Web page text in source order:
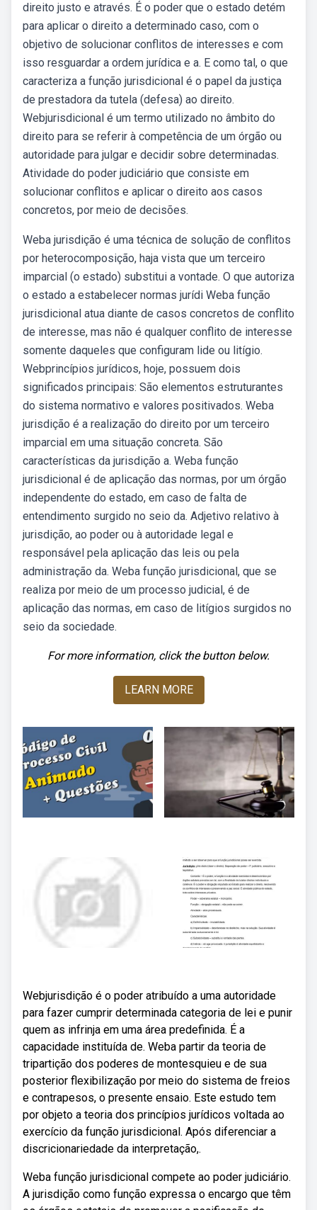
direito justo e através. É o poder que o estado detém
para aplicar o direito a determinado caso, com o
objetivo de solucionar conflitos de interesses e com
isso resguardar a ordem jurídica e a. E como tal, o que
caracteriza a função jurisdicional é o papel da justiça
de prestadora da tutela (defesa) ao direito.
Webjurisdicional é um termo utilizado no âmbito do
direito para se referir à competência de um órgão ou
autoridade para julgar e decidir sobre determinadas.
Atividade do poder judiciário que consiste em
solucionar conflitos e aplicar o direito aos casos
concretos, por meio de decisões.
Weba jurisdição é uma técnica de solução de conflitos
por heterocomposição, haja vista que um terceiro
imparcial (o estado) substitui a vontade. O que autoriza
o estado a estabelecer normas jurídi­ Weba função
jurisdicional atua diante de casos concretos de conflito
de interesse, mas não é qualquer conflito de interesse
somente daqueles que configuram lide ou litígio.
Webprincípios jurídicos, hoje, possuem dois
significados principais: São elementos estruturantes
do sistema normativo e valores positivados. Weba
jurisdição é a realização do direito por um terceiro
imparcial em uma situação concreta. São
características da jurisdição a. Weba função
jurisdicional é de aplicação das normas, por um órgão
independente do estado, em caso de falta de
entendimento surgido no seio da. Adjetivo relativo à
jurisdição, ao poder ou à autoridade legal e
responsável pela aplicação das leis ou pela
administração da. Weba função jurisdicional, que se
realiza por meio de um processo judicial, é de
aplicação das normas, em caso de litígios surgidos no
seio da sociedade.
For more information, click the button below.
LEARN MORE
Webjurisdição é o poder atribuído a uma autoridade
para fazer cumprir determinada categoria de lei e punir
quem as infrinja em uma área predefinida. É a
capacidade instituída de. Weba partir da teoria de
tripartição dos poderes de montesquieu e de sua
posterior flexibilização por meio do sistema de freios
e contrapesos, o presente ensaio. Este estudo tem
por objeto a teoria dos princípios jurídicos voltada ao
exercício da função jurisdicional. Após diferenciar a
discricionariedade da interpretação,.
Weba função jurisdicional compete ao poder judiciário.
A jurisdição como função expressa o encargo que têm